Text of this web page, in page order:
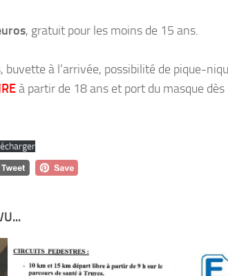
, gratuit pour les moins de 15 ans.
à l’arrivée, possibilité de pique-
à partir de 18 ans et port du masque dès